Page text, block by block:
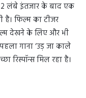
लंबे इंतजार के बाद एक
फिल्म का टीजर
देखने के लिए और भी
गाना ‘उड़ जा काले
रिस्पॉन्स मिल रहा है।